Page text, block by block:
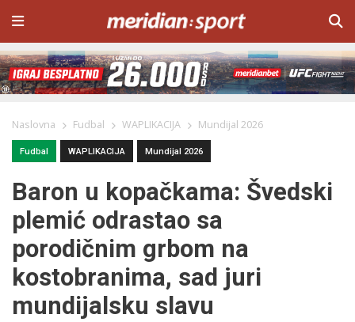
Naslovna Fudbal WAPLIKACIJA Mundijal 2026
Fudbal WAPLIKACIJA Mundijal 2026
Baron u kopačkama: Švedski
plemić odrastao sa
porodičnim grbom na
kostobranima, sad juri
mundijalsku slavu